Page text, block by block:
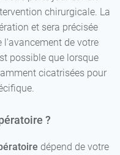
chirurgicale. La
et sera précisée
l'avancement de votre
possible que lorsque
cicatrisées pour
?
dépend de votre